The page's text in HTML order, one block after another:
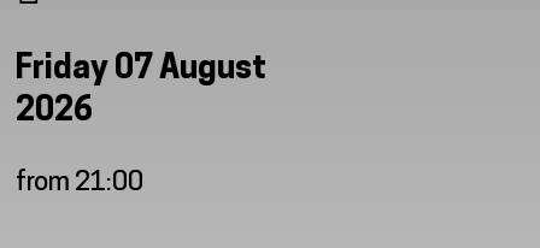
Friday 07 August
2026
from 21:00